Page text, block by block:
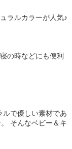
ラルカラーが人気♪
の時などにも便利
ルで優しい素材であ
そんなベビー＆キ